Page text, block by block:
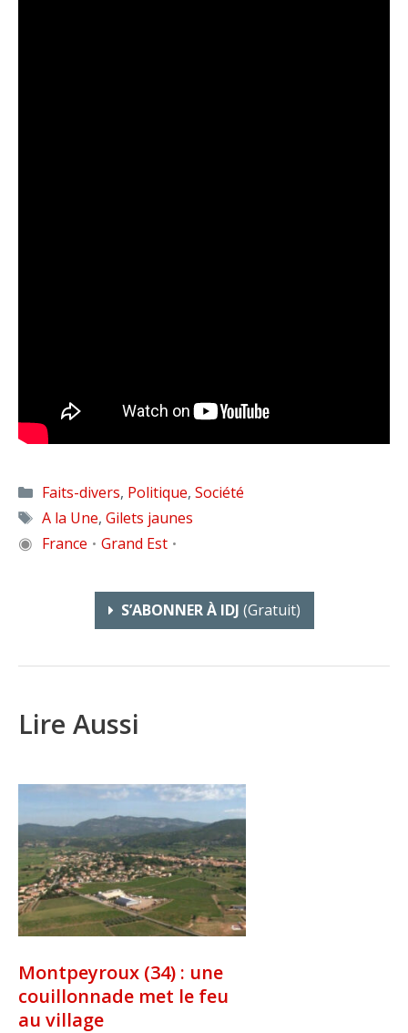
Catégories
Faits-divers, Politique, Société
Étiquettes
A la Une, Gilets jaunes
◉ France • Grand Est •
S’ABONNER À IDJ (gratuit)
Lire Aussi
Montpeyroux (34) : une
couillonnade met le feu
au village